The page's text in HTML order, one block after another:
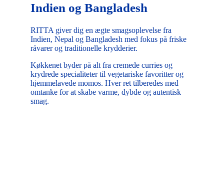
Indien og Bangladesh
RITTA giver dig en ægte smagsoplevelse fra
Indien, Nepal og Bangladesh med fokus på friske
råvarer og traditionelle krydderier.
Køkkenet byder på alt fra cremede curries og
krydrede specialiteter til vegetariske favoritter og
hjemmelavede momos. Hver ret tilberedes med
omtanke for at skabe varme, dybde og autentisk
smag.